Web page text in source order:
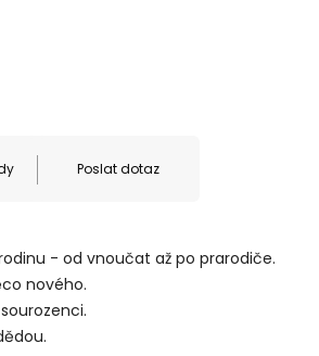
Poslat dotaz
- od vnoučat až po prarodiče.
nového.